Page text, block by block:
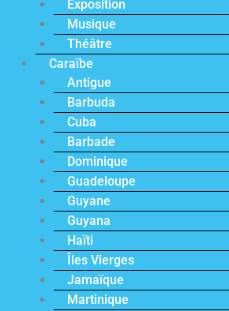
Exposition
Musique
Théâtre
Caraïbe
Antigue
Barbuda
Cuba
Barbade
Dominique
Guadeloupe
Guyane
Guyana
Haïti
Îles Vierges
Jamaïque
Martinique